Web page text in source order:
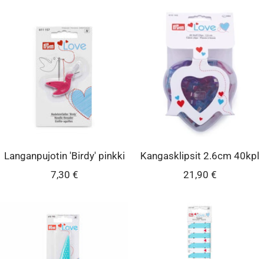
Langanpujotin 'Birdy' pinkki
Alennushinta
7,30 €
Kangasklipsit 2.6cm 40kpl
Alennushinta
21,90 €